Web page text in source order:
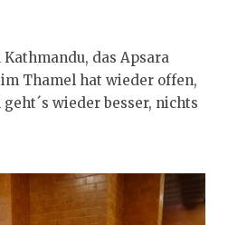
das Apsara
Thamel hat wieder offen,
wieder besser, nichts